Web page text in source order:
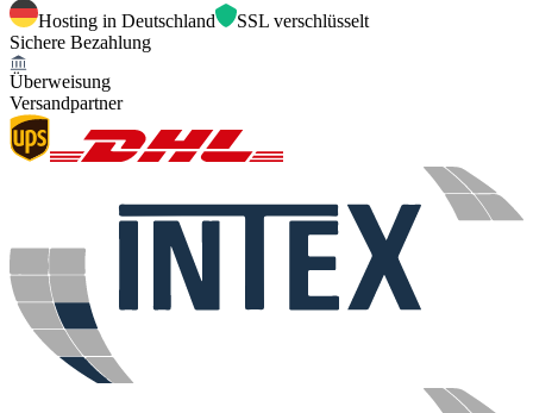
Hosting in Deutschland
SSL verschlüsselt
Sichere Bezahlung
Überweisung
Versandpartner